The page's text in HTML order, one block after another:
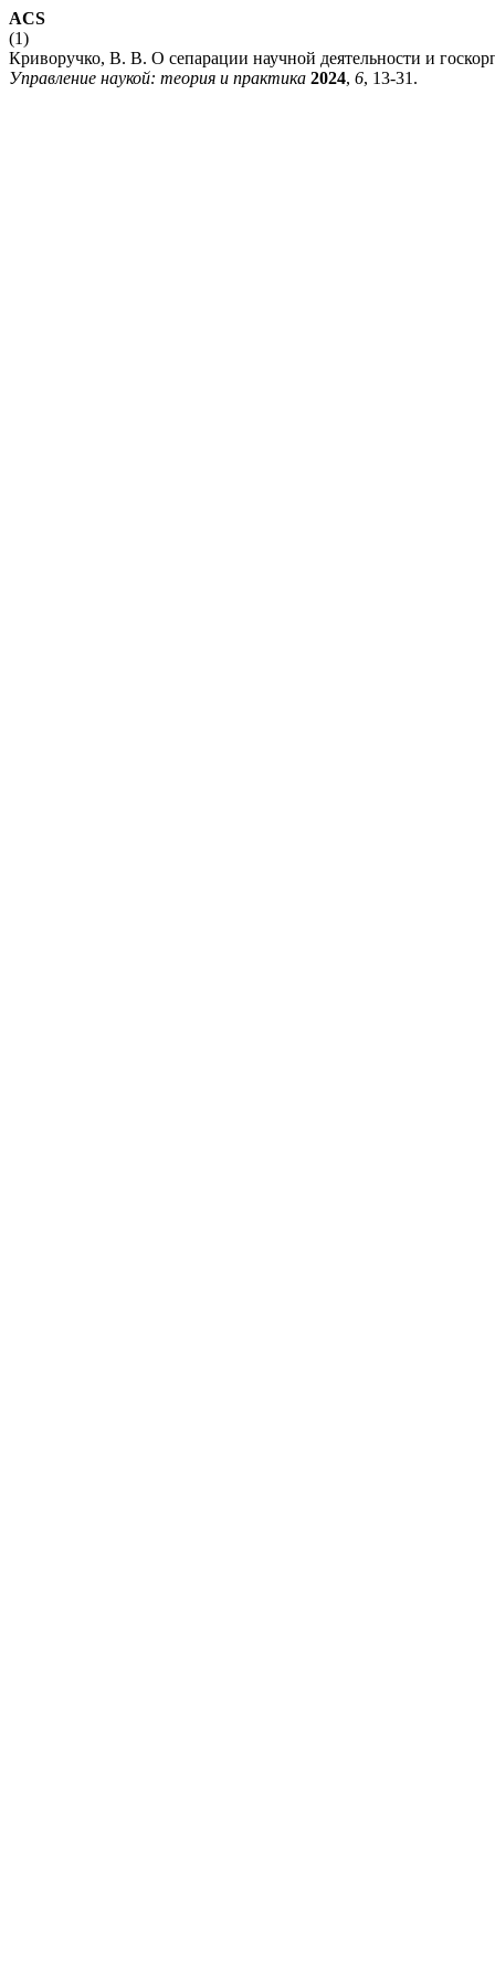
ACS
(1)
Криворучко, В. В. О сепарации научной деятельности и
Управление наукой: теория и практика 2024, 6, 13-31.